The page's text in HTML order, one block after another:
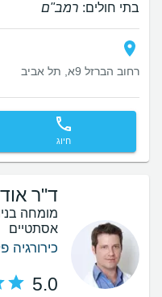
בתי חולים: רמב"ם
רחוב הברזל 9א, תל אביב
חיוג
ד"ר
מומחה
אסתטיים
כירורגיה
5.0